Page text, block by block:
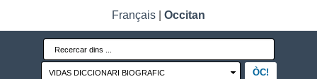
Français Occitan